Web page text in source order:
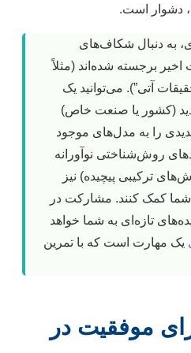
دشوار است.
به دنبال شکاف‌های
برجسته شده‌اند (مثلاً
آتی”). می‌توانید یک
(کشور یا صنعت خاص)
را به مدل‌های موجود
روش‌شناختی نوآورانه
ترکیبی پیچیده) نیز
شما کمک کنند. مشارکت در
تازه‌ای به شما خواهد
یک مهارت است که با تمرین
موفقیت در